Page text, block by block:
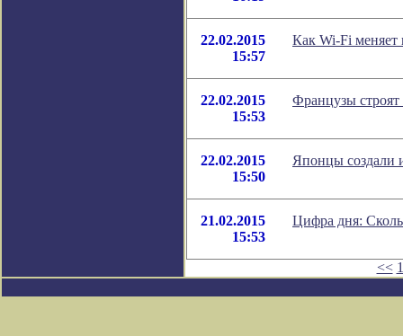
22.02.2015
15:57
Как Wi-Fi меняет
22.02.2015
15:53
Французы
22.02.2015
15:50
Японцы создали
21.02.2015
15:53
Цифра дня:
<<